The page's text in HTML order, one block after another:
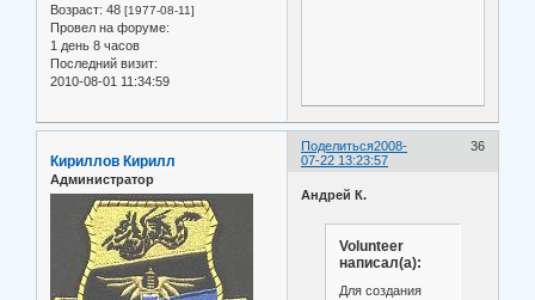
Возраст: 48 [1977-08-11]
Провел на форуме:
1 день 8 часов
Последний визит:
2010-08-01 11:34:59
Поделиться 36
2008-
07-22 13:23:57
Кириллов Кирилл
Администратор
Андрей К.
Volunteer
написал(а):
Для создания